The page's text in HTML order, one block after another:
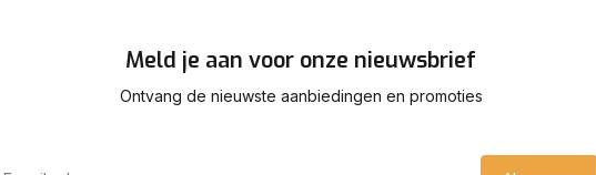
Meld je aan voor onze nieuwsbrief
Ontvang de nieuwste aanbiedingen en promoties